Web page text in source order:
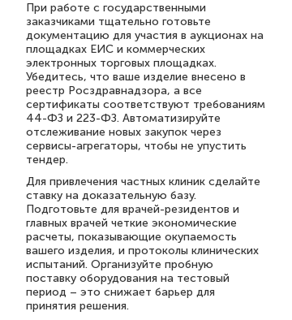
При работе с государственными
заказчиками тщательно готовьте
документацию для участия в аукционах на
площадках ЕИС и коммерческих
электронных торговых площадках.
Убедитесь, что ваше изделие внесено в
реестр Росздравнадзора, а все
сертификаты соответствуют требованиям
44-ФЗ и 223-ФЗ. Автоматизируйте
отслеживание новых закупок через
сервисы-агрегаторы, чтобы не упустить
тендер.
Для привлечения частных клиник сделайте
ставку на доказательную базу.
Подготовьте для врачей-резидентов и
главных врачей четкие экономические
расчеты, показывающие окупаемость
вашего изделия, и протоколы клинических
испытаний. Организуйте пробную
поставку оборудования на тестовый
период – это снижает барьер для
принятия решения.